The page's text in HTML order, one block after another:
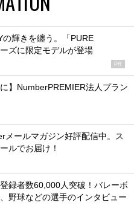
の輝きを纏う。「PURE
ズに限定モデルが登場
PR
】NumberPREMIER法人プラン
メールマガジン好評配信中。ス
ルでお届け！
録者数60,000人突破！バレーボ
野球などの選手のインタビュー